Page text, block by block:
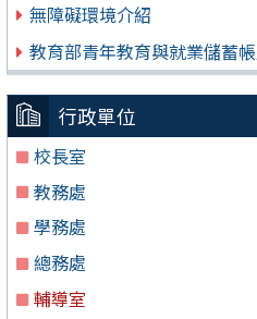
無障礙環境介紹
教育部青年教育與就業儲蓄
行政單位
校長室
教務處
學務處
總務處
輔導室